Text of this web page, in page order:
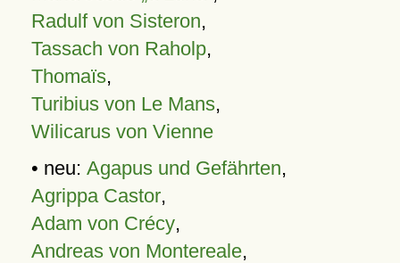
Radulf von Sisteron,
Tassach von Raholp,
Thomaïs,
Turibius von Le Mans,
Wilicarus von Vienne
• neu: Agapus und Gefährten,
Agrippa Castor,
Adam von Crécy,
Andreas von Montereale,